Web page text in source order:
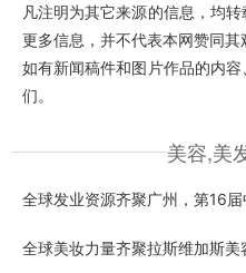
凡注明为其它来源的信息，均
更多信息，并不代表本网赞同其
如有新闻稿件和图片作品的内
们。
美容,美
全球发业资源齐聚广州，第16
全球美妆力量齐聚拉斯维加斯